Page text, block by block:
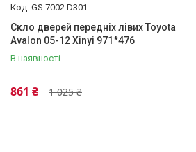
GS 7002 D301
Скло дверей передніх лівих Toyota
Avalon 05-12 Xinyi 971*476
В наявності
1 025 ₴
861 ₴